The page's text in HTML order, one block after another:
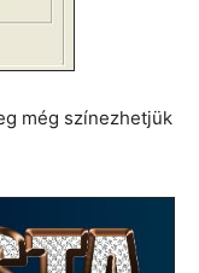
még színezhetjük